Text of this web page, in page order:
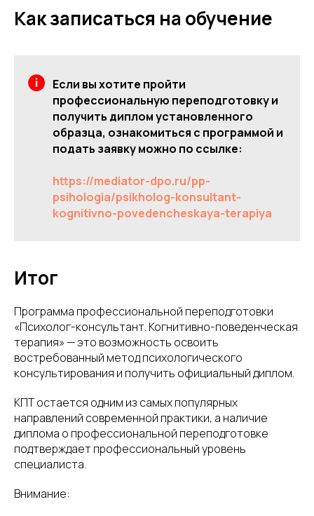
Как записаться на обучение
Если вы хотите пройти
профессиональную переподготовку и
получить диплом установленного
образца, ознакомиться с программой и
подать заявку можно по ссылке:
https://mediator-dpo.ru/pp-
psihologia/psikholog-konsultant-
kognitivno-povedencheskaya-terapiya
Итог
Программа профессиональной переподготовки
«Психолог-консультант. Когнитивно-поведенческая
терапия» — это возможность освоить
востребованный метод психологического
консультирования и получить официальный диплом.
КПТ остается одним из самых популярных
направлений современной практики, а наличие
диплома о профессиональной переподготовке
подтверждает профессиональный уровень
специалиста.
Внимание: